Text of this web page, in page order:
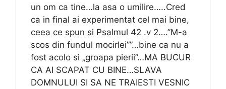
un om ca tine…la asa o umilire…..Cred
ca in final ai experimentat cel mai bine,
ceea ce spun si Psalmul 42 .v 2….”M-a
scos din fundul mocirlei””…bine ca nu a
fost acolo si „groapa pierii”…MA BUCUR
CA AI SCAPAT CU BINE…SLAVA
DOMNULUI SI SA NE TRAIESTI VESNIC